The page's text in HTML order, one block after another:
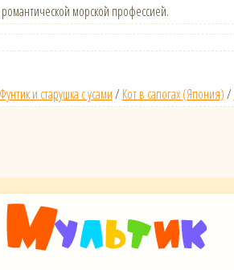
морской профессией.
и старушка с усами/ Кот в сапогах (Япония)/